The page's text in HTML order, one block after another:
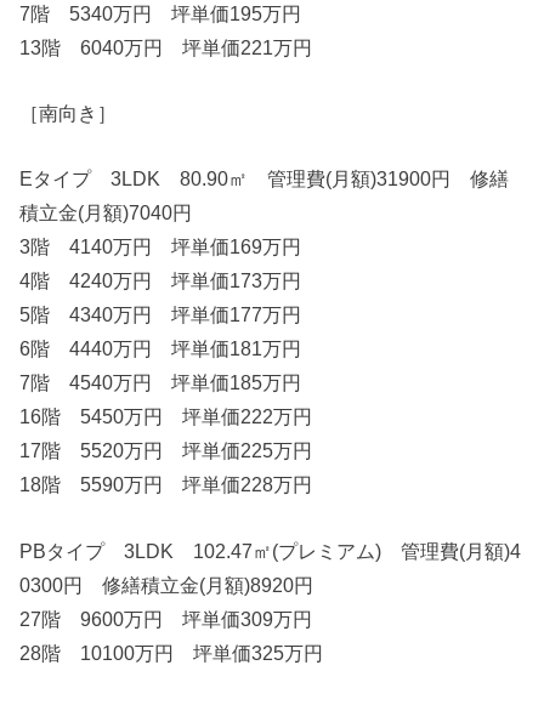
7階 5340万円 坪単価195万円
13階 6040万円 坪単価221万円
［南向き］
Eタイプ 3LDK 80.90㎡ 管理費(月額)31900円 修繕
積立金(月額)7040円
3階 4140万円 坪単価169万円
4階 4240万円 坪単価173万円
5階 4340万円 坪単価177万円
6階 4440万円 坪単価181万円
7階 4540万円 坪単価185万円
16階 5450万円 坪単価222万円
17階 5520万円 坪単価225万円
18階 5590万円 坪単価228万円
PBタイプ 3LDK 102.47㎡(プレミアム) 管理費(月額)4
0300円 修繕積立金(月額)8920円
27階 9600万円 坪単価309万円
28階 10100万円 坪単価325万円